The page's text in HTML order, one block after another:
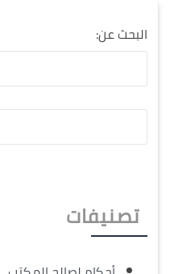
البحث عن:
تصنيفات